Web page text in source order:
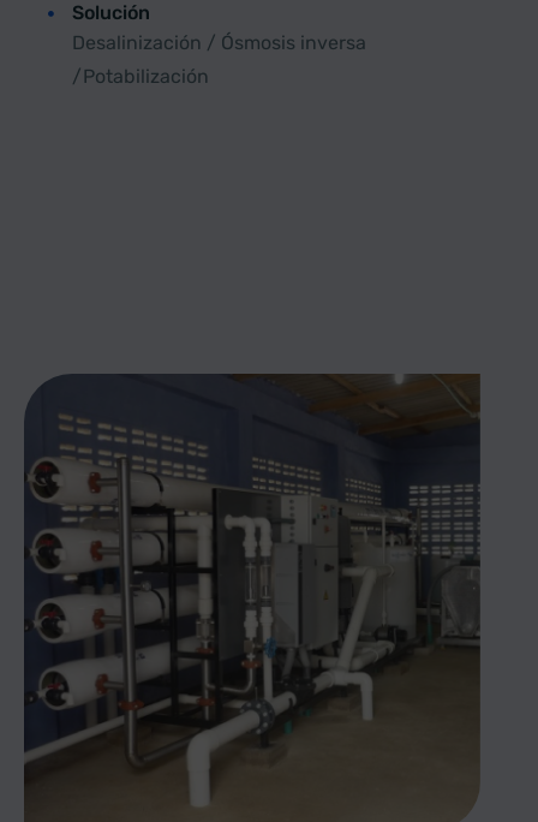
Solución
Desalinización / Ósmosis inversa
/Potabilización